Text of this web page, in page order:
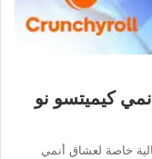
كيميتسو نو
خاصة لعشاق أنمي